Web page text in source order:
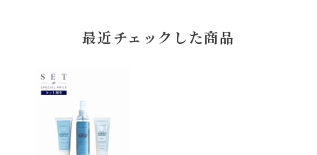
最近チェックした商品